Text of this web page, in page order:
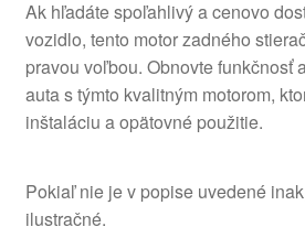
Ak hľadáte spoľahlivý a cenovo
vozidlo, tento motor zadného
pravou voľbou. Obnovte funkčnosť
auta s týmto kvalitným motorom,
inštaláciu a opätovné použitie.
Pokiaľ nie je v popise uvedené
ilustračné.